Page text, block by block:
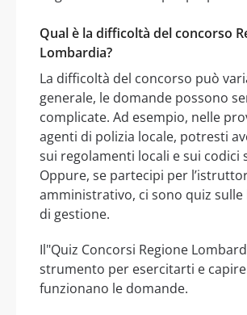
Qual è la difficoltà del concorso
Lombardia?
La difficoltà del concorso può
generale, le domande possono
complicate. Ad esempio, nelle
agenti di polizia locale, potresti
sui regolamenti locali e sui codici
Oppure, se partecipi per
amministrativo, ci sono quiz sulle
di gestione.
Il"Quiz Concorsi Regione
strumento per esercitarti e
funzionano le domande.